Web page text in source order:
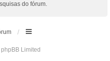
do fórum.
Limited